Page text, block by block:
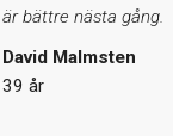
är bättre nästa gång.
David Malmsten
39 år